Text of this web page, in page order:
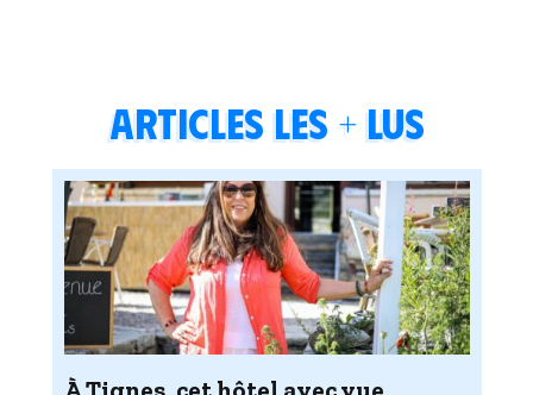
Articles les + lus